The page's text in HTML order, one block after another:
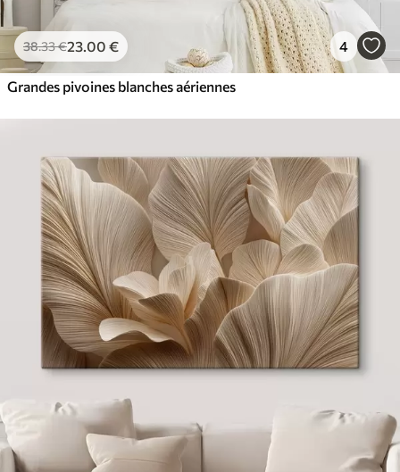
38.33€23.00 € 4
Grandes pivoines blanches aériennes